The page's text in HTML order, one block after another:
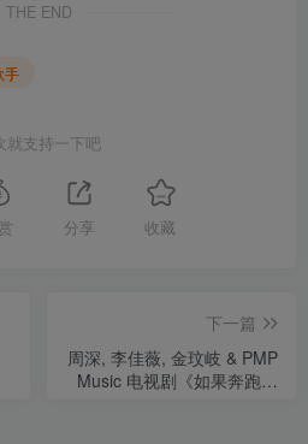
THE END
手
就支持一下吧
分享 收藏
下一篇
周深, 李佳薇, 金玟岐 & PMP
Music 电视剧《如果奔跑是